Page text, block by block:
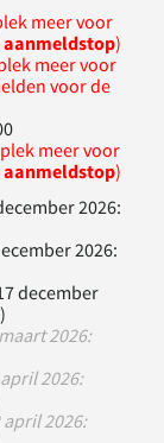
meer voor
aanmeldstop)
meer voor
voor de
meer voor
aanmeldstop)
2026:
2026:
2026:
2026:
2026: